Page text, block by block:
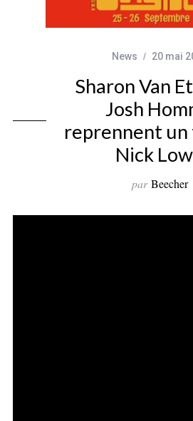
News 20 mai
Sharon Van
Josh
reprennent
Nick
par Beecher